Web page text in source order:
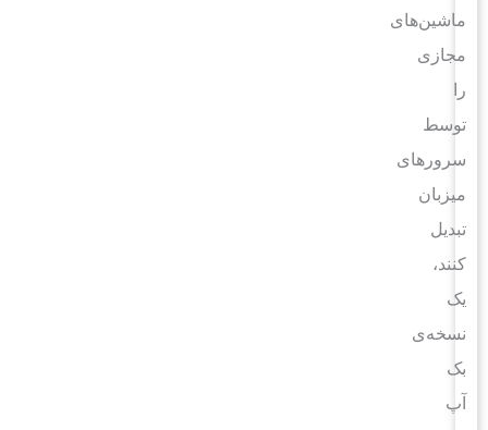
ماشین‌های
مجازی
توسط
سرورهای
میزبان
تبدیل
کنند،
نسخه‌ی